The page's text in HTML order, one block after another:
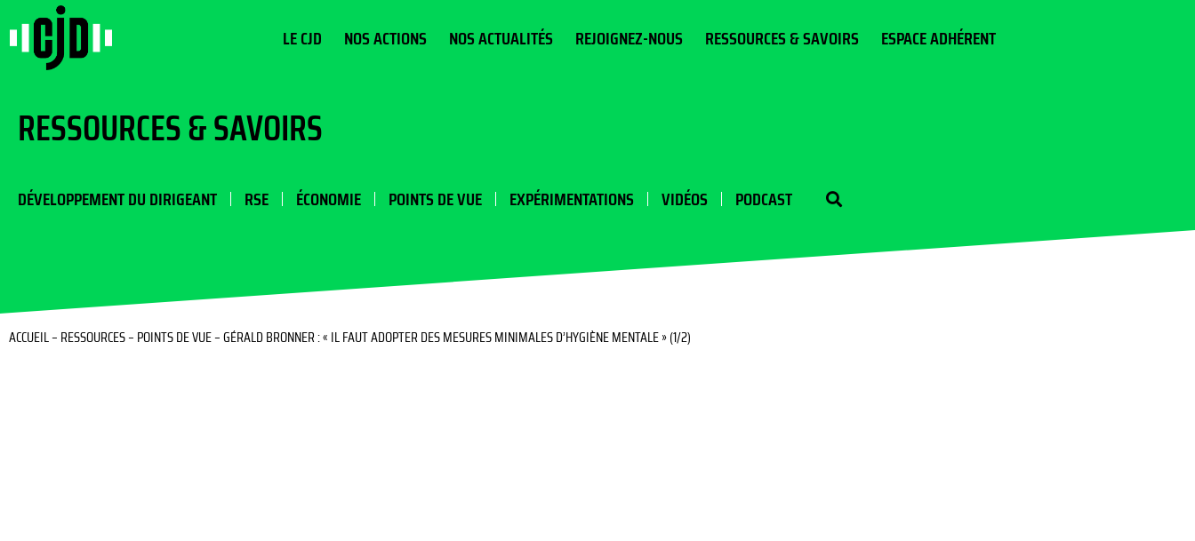
LE CJD NOS ACTIONS NOS ACTUALITÉS REJOIGNEZ-NOUS RESSOURCES & SAVOIRS ESPACE ADHÉRENT
RESSOURCES & SAVOIRS
DÉVELOPPEMENT DU DIRIGEANT RSE ÉCONOMIE POINTS DE VUE EXPÉRIMENTATIONS VIDÉOS PODCAST
ACCUEIL– RESSOURCES– POINTS DE VUE–GÉRALD BRONNER : « IL FAUT ADOPTER DES MESURES MINIMALES D’HYGIÈNE MENTALE » (1/2)